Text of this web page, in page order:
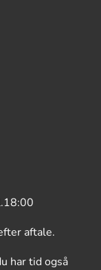
aftale.
har tid også